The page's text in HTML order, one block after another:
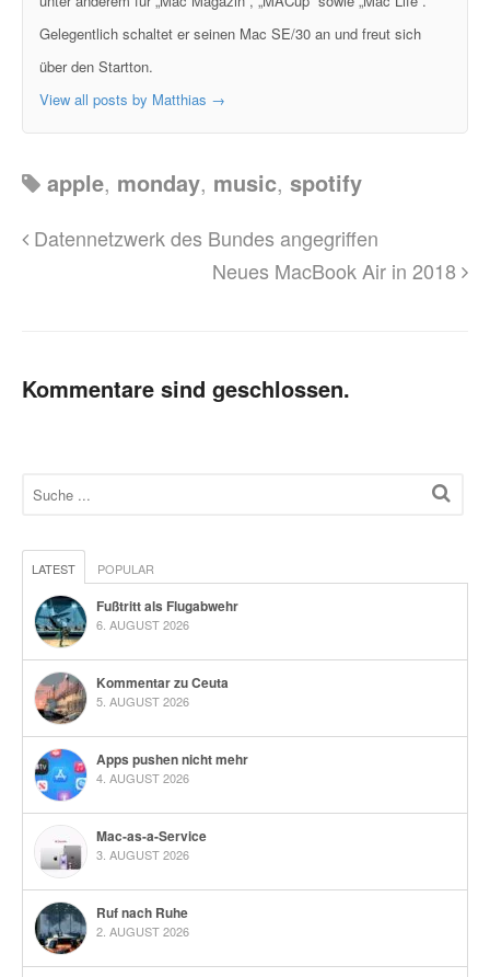
Gelegentlich schaltet er seinen Mac SE/30 an und freut sich
über den Startton.
View all posts by Matthias →
apple, monday, music, spotify
Datennetzwerk des Bundes angegriffen
Neues MacBook Air in 2018
Kommentare sind geschlossen.
LATEST POPULAR
Fußtritt als Flugabwehr
6. AUGUST 2026
Kommentar zu Ceuta
5. AUGUST 2026
Apps pushen nicht mehr
4. AUGUST 2026
Mac-as-a-Service
3. AUGUST 2026
Ruf nach Ruhe
2. AUGUST 2026